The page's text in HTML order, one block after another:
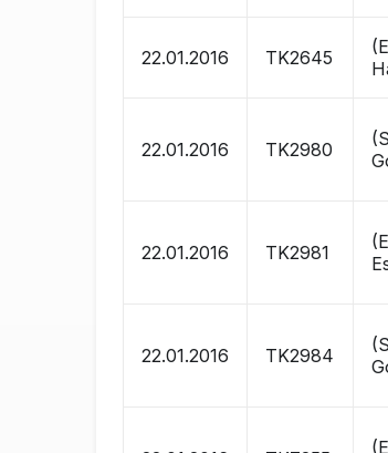
22.01.2016 TK2645
22.01.2016 TK2980
22.01.2016 TK2981
22.01.2016 TK2984